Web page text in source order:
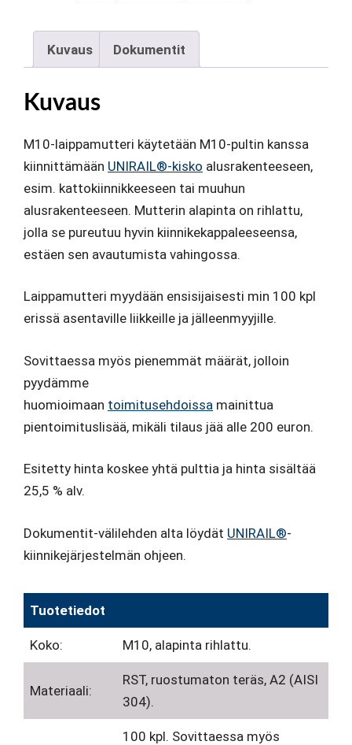
Kuvaus Dokumentit
Kuvaus
Tuotetiedot
Koko: M10, alapinta rihlattu.
Materiaali:
RST, ruostumaton teräs, A2 (AISI
304).
100 kpl. Sovittaessa myös
M10-laippamutteri käytetään M10-pultin kanssa
kiinnittämään UNIRAIL®-kisko alusrakenteeseen,
esim. kattokiinnikkeeseen tai muuhun
alusrakenteeseen. Mutterin alapinta on rihlattu,
jolla se pureutuu hyvin kiinnikekappaleeseensa,
estäen sen avautumista vahingossa.
Laippamutteri myydään ensisijaisesti min 100 kpl
erissä asentaville liikkeille ja jälleenmyyjille.
Sovittaessa myös pienemmät määrät, jolloin
pyydämme
huomioimaan toimitusehdoissa mainittua
pientoimituslisää, mikäli tilaus jää alle 200 euron.
Esitetty hinta koskee yhtä pulttia ja hinta sisältää
25,5 % alv.
Dokumentit-välilehden alta löydät UNIRAIL®-
kiinnikejärjestelmän ohjeen.